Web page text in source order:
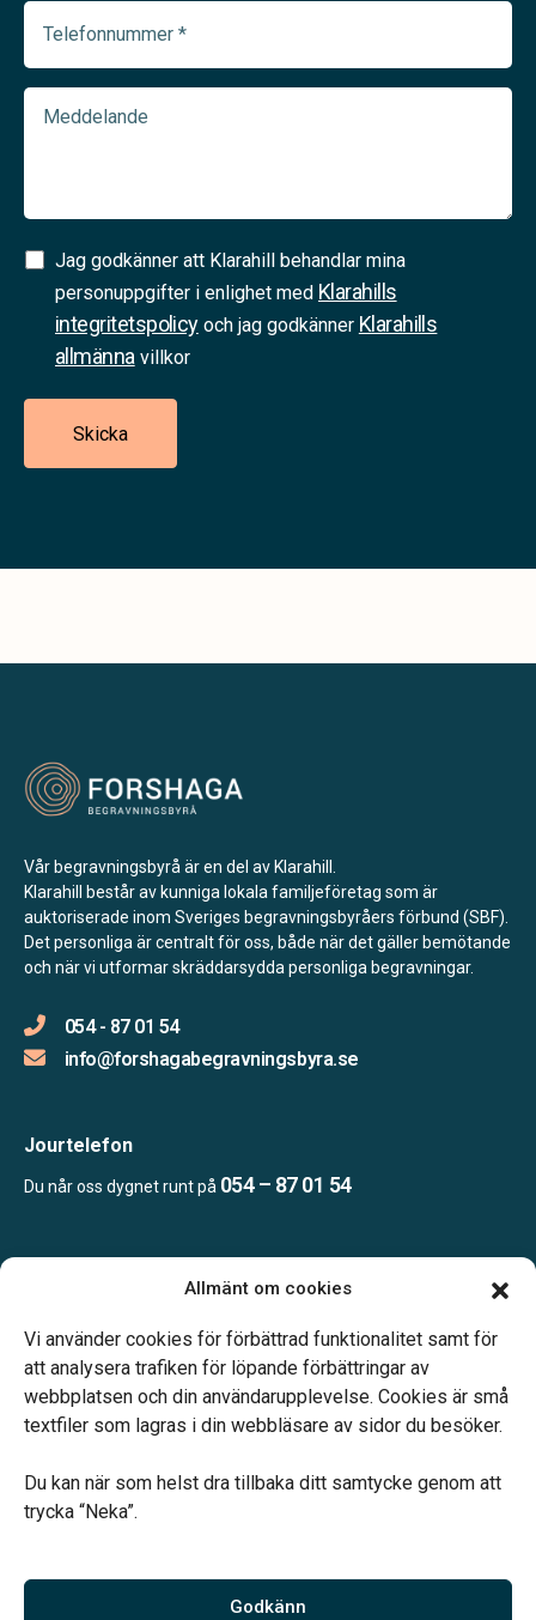
Allmänt om cookies
Vi använder cookies för förbättrad funktionalitet samt för
att analysera trafiken för löpande förbättringar av
webbplatsen och din användarupplevelse. Cookies är små
textfiler som lagras i din webbläsare av sidor du besöker.
Du kan när som helst dra tillbaka ditt samtycke genom att
trycka “Neka”.
Godkänn
Telefonnummer
(Required)
Meddelande
Samtycke
(Required)
Jag godkänner att Klarahill behandlar mina
personuppgifter i enlighet med Klarahills
integritetspolicyoch jag godkänner Klarahills
allmänna villkor
Skicka
Vår begravningsbyrå är en del av Klarahill.
Klarahill består av kunniga lokala familjeföretag som är
auktoriserade inom Sveriges begravningsbyråers förbund (SBF).
Det personliga är centralt för oss, både när det gäller bemötande
och när vi utformar skräddarsydda personliga begravningar.
054 - 87 01 54
info@forshagabegravningsbyra.se
Jourtelefon
Du når oss dygnet runt på 054 – 87 01 54
Telefonjour dygnet runt.
Vårt systerbolag Verahill hjälper dig med familjejuridiken –